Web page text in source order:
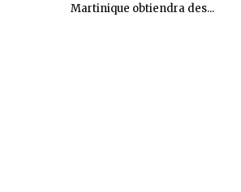
Martinique obtiendra des...